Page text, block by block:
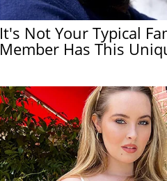
It's Not Your Typical
Member Has This